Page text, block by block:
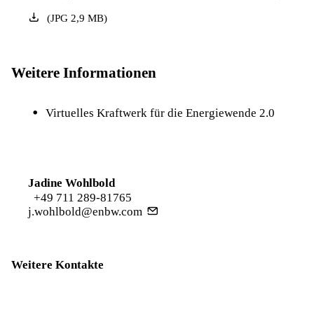
(JPG2,9 MB)
Weitere Informationen
Virtuelles Kraftwerk für die Energiewende 2.0
Jadine Wohlbold
+49 711 289-81765
j.wohlbold@enbw.com
Weitere Kontakte